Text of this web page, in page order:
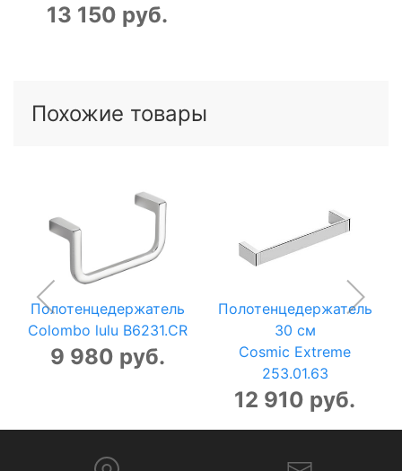
13 150 руб.
Похожие товары
Полотенцедержатель
Colombo lulu B6231.CR
9 980 руб.
Полотенцедержатель
30 см
Cosmic Extreme
253.01.63
12 910 руб.